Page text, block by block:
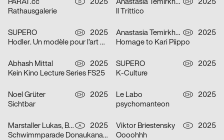
PARAT.cc D
2025
Rathausgalerie
Anastasia Temirkhan CH
2025
Il Trittico
SUPERO CH
2025
Hodler. Un modèle pour l’art suisse
Anastasia Temirkhan CH
2025
Homage to Kari Piippo
Abhash Mittal CH
2025
Kein Kino Lecture Series FS25
SUPERO CH
2025
K-Culture
Noel Grüter CH
2025
Sichtbar
Le Labo CH
2025
psychomanteon
Marstaller Lukas, Béla Meiers A
2025
Schwimmparade Donaukanal 2025
Viktor Briestensky D
2025
Oooohhh